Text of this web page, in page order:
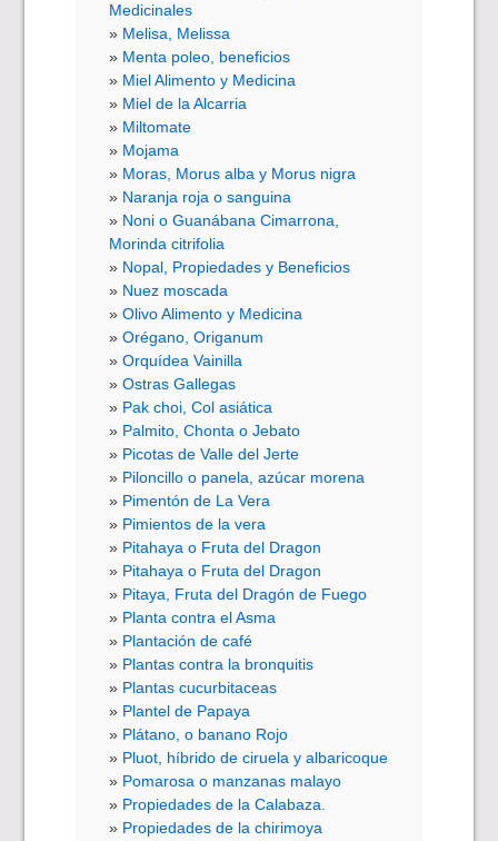
Medicinales
Melisa, Melissa
Menta poleo, beneficios
Miel Alimento y Medicina
Miel de la Alcarria
Miltomate
Mojama
Moras, Morus alba y Morus nigra
Naranja roja o sanguina
Noni o Guanábana Cimarrona,
Morinda citrifolia
Nopal, Propiedades y Beneficios
Nuez moscada
Olivo Alimento y Medicina
Orégano, Origanum
Orquídea Vainilla
Ostras Gallegas
Pak choi, Col asiática
Palmito, Chonta o Jebato
Picotas de Valle del Jerte
Piloncillo o panela, azúcar morena
Pimentón de La Vera
Pimientos de la vera
Pitahaya o Fruta del Dragon
Pitahaya o Fruta del Dragon
Pitaya, Fruta del Dragón de Fuego
Planta contra el Asma
Plantación de café
Plantas contra la bronquitis
Plantas cucurbitaceas
Plantel de Papaya
Plátano, o banano Rojo
Pluot, híbrido de ciruela y albaricoque
Pomarosa o manzanas malayo
Propiedades de la Calabaza.
Propiedades de la chirimoya